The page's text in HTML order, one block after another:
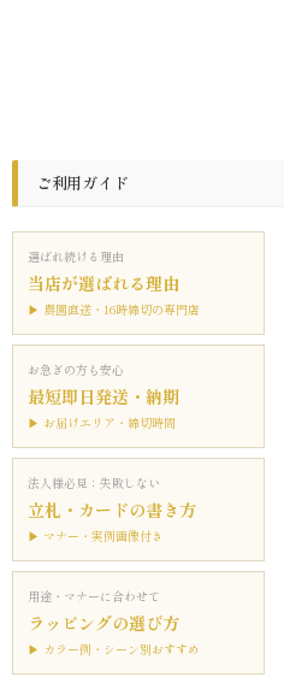
ご利用ガイド
選ばれ続ける理由
当店が選ばれる理由
▶ 農園直送・16時締切の専門店
お急ぎの方も安心
最短即日発送・納期
▶ お届けエリア・締切時間
法人様必見：失敗しない
立札・カードの書き方
▶ マナー・実例画像付き
用途・マナーに合わせて
ラッピングの選び方
▶ カラー例・シーン別おすすめ